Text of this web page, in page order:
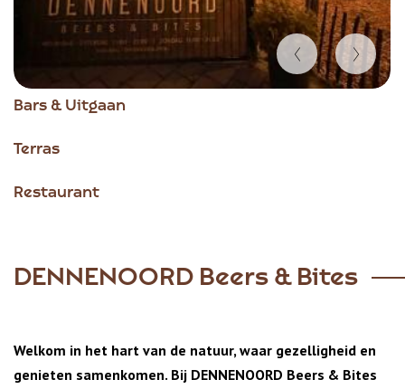
Bars & Uitgaan
Terras
Restaurant
Item
of
DENNENOORD Beers & Bites
Welkom in het hart van de natuur, waar gezelligheid en
genieten samenkomen. Bij DENNENOORD Beers & Bites